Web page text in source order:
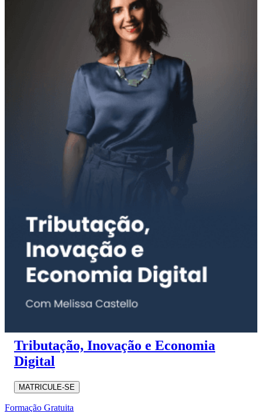
Tributação, Inovação e Economia
Digital
MATRICULE-SE
Formação Gratuita